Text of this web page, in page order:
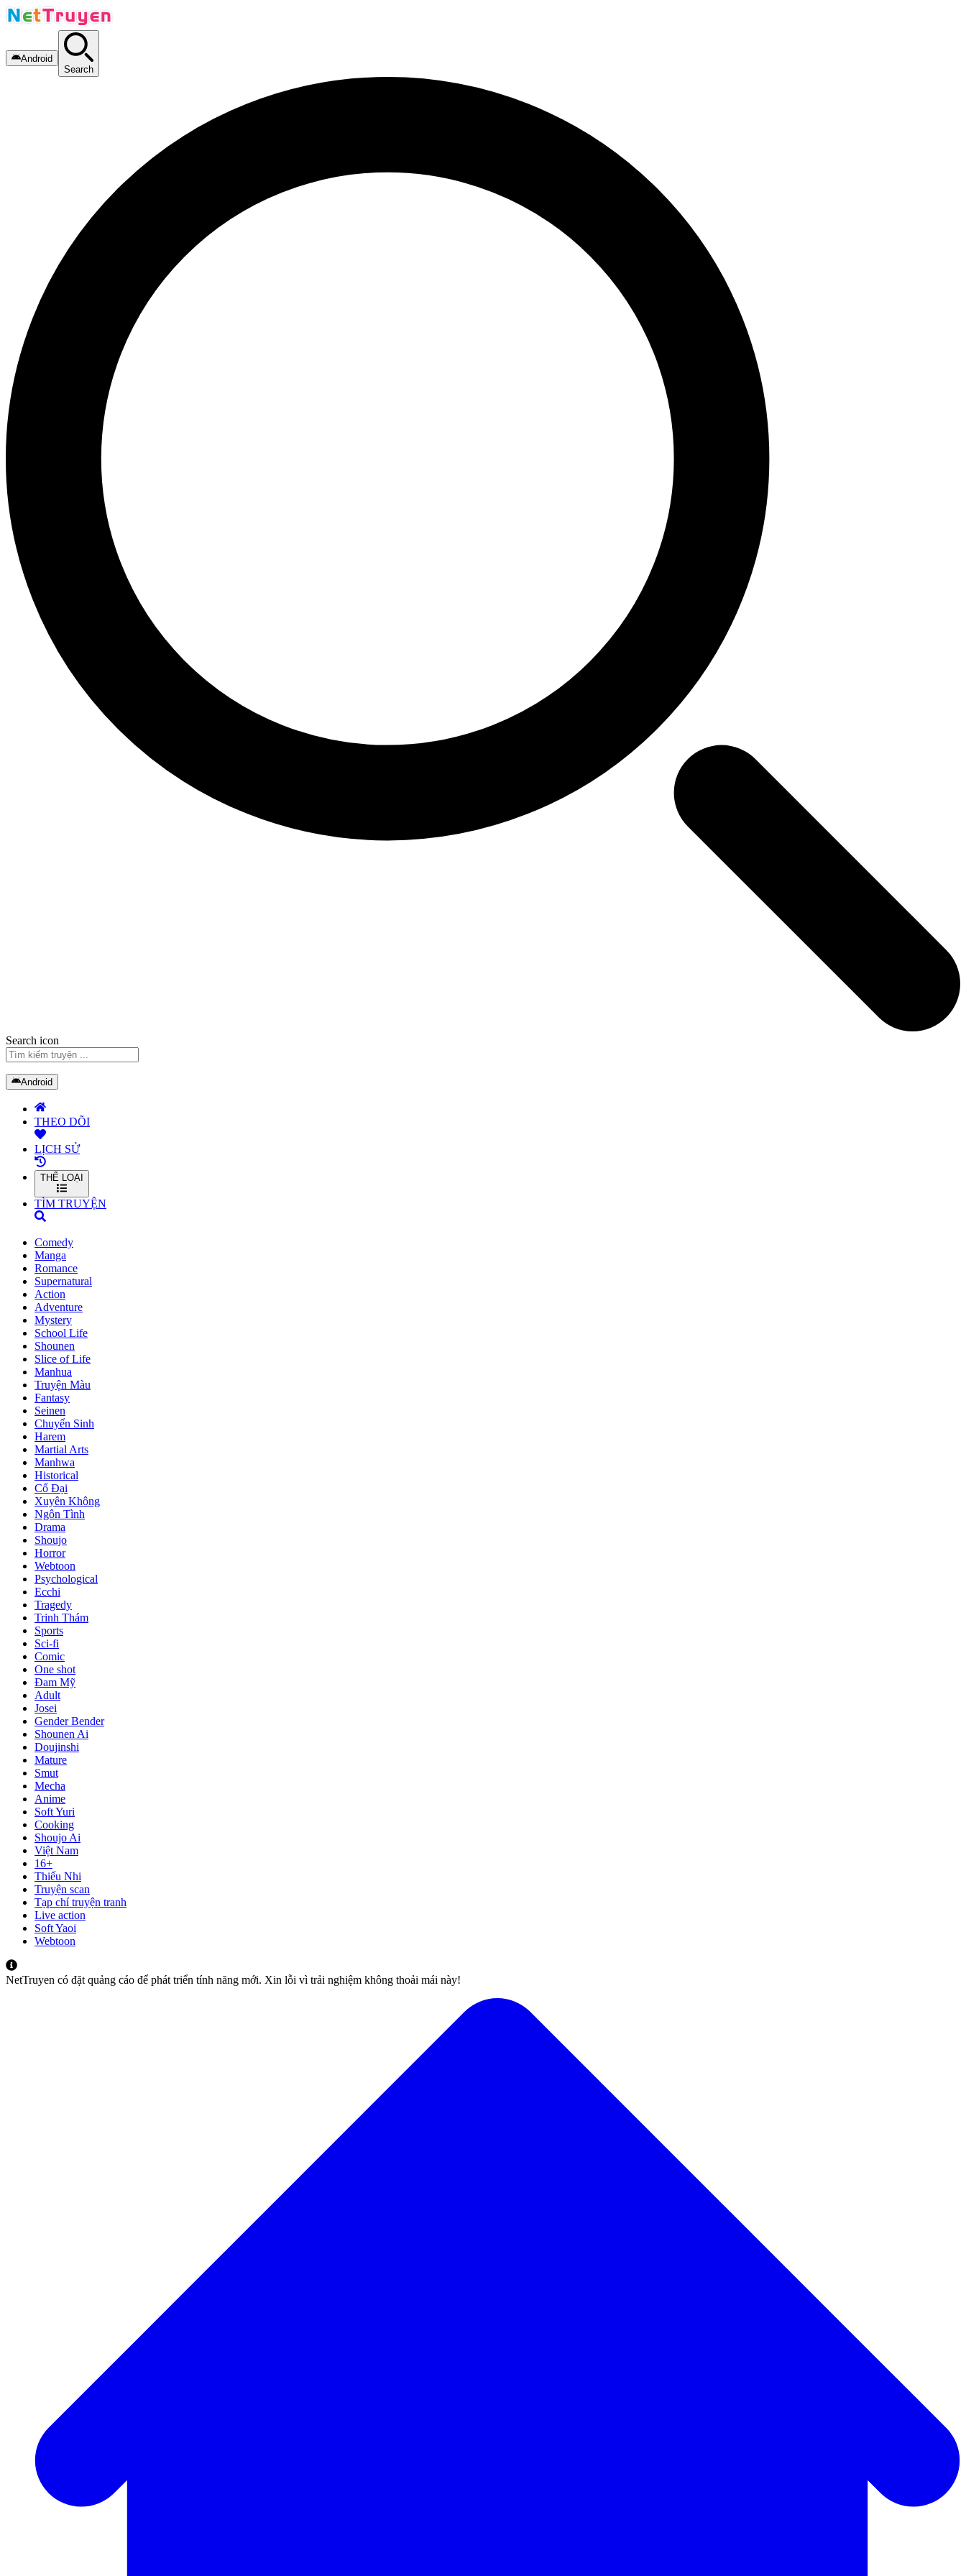
Android
Search
Search icon
Android
THEO DÕI
LỊCH SỬ
THỂ LOẠI
TÌM TRUYỆN
Comedy
Manga
Romance
Supernatural
Action
Adventure
Mystery
School Life
Shounen
Slice of Life
Manhua
Truyện Màu
Fantasy
Seinen
Chuyển Sinh
Harem
Martial Arts
Manhwa
Historical
Cổ Đại
Xuyên Không
Ngôn Tình
Drama
Shoujo
Horror
Webtoon
Psychological
Ecchi
Tragedy
Trinh Thám
Sports
Sci-fi
Comic
One shot
Đam Mỹ
Adult
Josei
Gender Bender
Shounen Ai
Doujinshi
Mature
Smut
Mecha
Anime
Soft Yuri
Cooking
Shoujo Ai
Việt Nam
16+
Thiếu Nhi
Truyện scan
Tạp chí truyện tranh
Live action
Soft Yaoi
Webtoon
NetTruyen có đặt quảng cáo để phát triển tính năng mới. Xin lỗi vì trải nghiệm không thoải mái này!